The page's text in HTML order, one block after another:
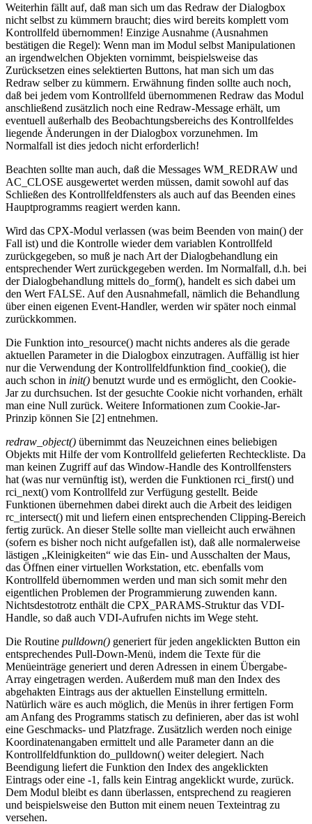
Weiterhin fällt auf, daß man sich um das Redraw der Dialogbox
nicht selbst zu kümmern braucht; dies wird bereits komplett vom
Kontrollfeld übernommen! Einzige Ausnahme (Ausnahmen
bestätigen die Regel): Wenn man im Modul selbst Manipulationen
an irgendwelchen Objekten vornimmt, beispielsweise das
Zurücksetzen eines selektierten Buttons, hat man sich um das
Redraw selber zu kümmern. Erwähnung finden sollte auch noch,
daß bei jedem vom Kontrollfeld übernommenen Redraw das Modul
anschließend zusätzlich noch eine Redraw-Message erhält, um
eventuell außerhalb des Beobachtungsbereichs des Kontrollfeldes
liegende Änderungen in der Dialogbox vorzunehmen. Im
Normalfall ist dies jedoch nicht erforderlich!
Beachten sollte man auch, daß die Messages WM_REDRAW und
AC_CLOSE ausgewertet werden müssen, damit sowohl auf das
Schließen des Kontrollfeldfensters als auch auf das Beenden eines
Hauptprogramms reagiert werden kann.
Wird das CPX-Modul verlassen (was beim Beenden von main() der
Fall ist) und die Kontrolle wieder dem variablen Kontrollfeld
zurückgegeben, so muß je nach Art der Dialogbehandlung ein
entsprechender Wert zurückgegeben werden. Im Normalfall, d.h. bei
der Dialogbehandlung mittels do_form(), handelt es sich dabei um
den Wert FALSE. Auf den Ausnahmefall, nämlich die Behandlung
über einen eigenen Event-Handler, werden wir später noch einmal
zurückkommen.
Die Funktion into_resource() macht nichts anderes als die gerade
aktuellen Parameter in die Dialogbox einzutragen. Auffällig ist hier
nur die Verwendung der Kontrollfeldfunktion find_cookie(), die
auch schon in init() benutzt wurde und es ermöglicht, den Cookie-
Jar zu durchsuchen. Ist der gesuchte Cookie nicht vorhanden, erhält
man eine Null zurück. Weitere Informationen zum Cookie-Jar-
Prinzip können Sie [2] entnehmen.
redraw_object() übernimmt das Neuzeichnen eines beliebigen
Objekts mit Hilfe der vom Kontrollfeld gelieferten Rechteckliste. Da
man keinen Zugriff auf das Window-Handle des Kontrollfensters
hat (was nur vernünftig ist), werden die Funktionen rci_first() und
rci_next() vom Kontrollfeld zur Verfügung gestellt. Beide
Funktionen übernehmen dabei direkt auch die Arbeit des leidigen
rc_intersect() mit und liefern einen entsprechenden Clipping-Bereich
fertig zurück. An dieser Stelle sollte man vielleicht auch erwähnen
(sofern es bisher noch nicht aufgefallen ist), daß alle normalerweise
lästigen „Kleinigkeiten“ wie das Ein- und Ausschalten der Maus,
das Öffnen einer virtuellen Workstation, etc. ebenfalls vom
Kontrollfeld übernommen werden und man sich somit mehr den
eigentlichen Problemen der Programmierung zuwenden kann.
Nichtsdestotrotz enthält die CPX_PARAMS-Struktur das VDI-
Handle, so daß auch VDI-Aufrufen nichts im Wege steht.
Die Routine pulldown() generiert für jeden angeklickten Button ein
entsprechendes Pull-Down-Menü, indem die Texte für die
Menüeinträge generiert und deren Adressen in einem Übergabe-
Array eingetragen werden. Außerdem muß man den Index des
abgehakten Eintrags aus der aktuellen Einstellung ermitteln.
Natürlich wäre es auch möglich, die Menüs in ihrer fertigen Form
am Anfang des Programms statisch zu definieren, aber das ist wohl
eine Geschmacks- und Platzfrage. Zusätzlich werden noch einige
Koordinatenangaben ermittelt und alle Parameter dann an die
Kontrollfeldfunktion do_pulldown() weiter delegiert. Nach
Beendigung liefert die Funktion den Index des angeklickten
Eintrags oder eine -1, falls kein Eintrag angeklickt wurde, zurück.
Dem Modul bleibt es dann überlassen, entsprechend zu reagieren
und beispielsweise den Button mit einem neuen Texteintrag zu
versehen.